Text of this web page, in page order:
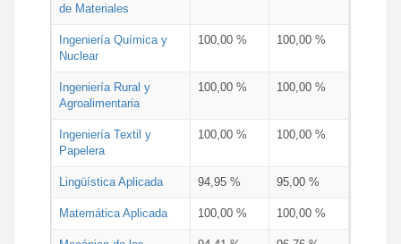
de Materiales
Ingeniería Química y
Nuclear
100,00 % 100,00 %
Ingeniería Rural y
Agroalimentaria
100,00 % 100,00 %
Ingeniería Textil y
Papelera
100,00 % 100,00 %
Lingüística Aplicada 94,95 % 95,00 %
Matemática Aplicada 100,00 % 100,00 %